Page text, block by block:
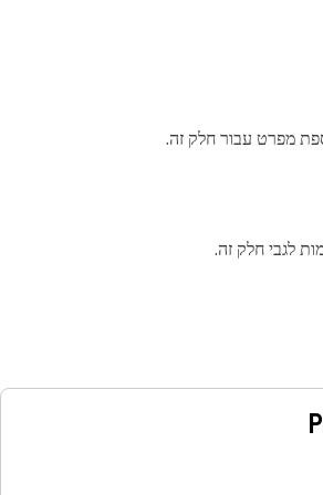
מפרט עבור חלק זה.
חלק זה.